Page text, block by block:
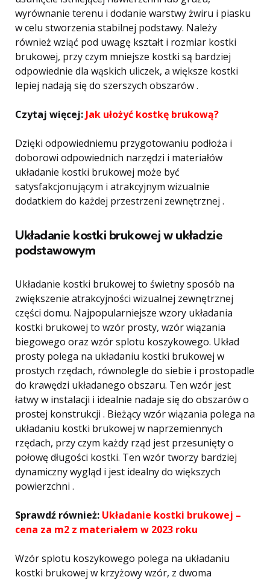
wyrównanie terenu i dodanie warstwy żwiru i piasku
w celu stworzenia stabilnej podstawy. Należy
również wziąć pod uwagę kształt i rozmiar kostki
brukowej, przy czym mniejsze kostki są bardziej
odpowiednie dla wąskich uliczek, a większe kostki
lepiej nadają się do szerszych obszarów .
Czytaj więcej: Jak ułożyć kostkę brukową?
Dzięki odpowiedniemu przygotowaniu podłoża i
doborowi odpowiednich narzędzi i materiałów
układanie kostki brukowej może być
satysfakcjonującym i atrakcyjnym wizualnie
dodatkiem do każdej przestrzeni zewnętrznej .
Układanie kostki brukowej w układzie
podstawowym
Układanie kostki brukowej to świetny sposób na
zwiększenie atrakcyjności wizualnej zewnętrznej
części domu. Najpopularniejsze wzory układania
kostki brukowej to wzór prosty, wzór wiązania
biegowego oraz wzór splotu koszykowego. Układ
prosty polega na układaniu kostki brukowej w
prostych rzędach, równolegle do siebie i prostopadle
do krawędzi układanego obszaru. Ten wzór jest
łatwy w instalacji i idealnie nadaje się do obszarów o
prostej konstrukcji . Bieżący wzór wiązania polega na
układaniu kostki brukowej w naprzemiennych
rzędach, przy czym każdy rząd jest przesunięty o
połowę długości kostki. Ten wzór tworzy bardziej
dynamiczny wygląd i jest idealny do większych
powierzchni .
Sprawdź również: Układanie kostki brukowej –
cena za m2 z materiałem w 2023 roku
Wzór splotu koszykowego polega na układaniu
kostki brukowej w krzyżowy wzór, z dwoma